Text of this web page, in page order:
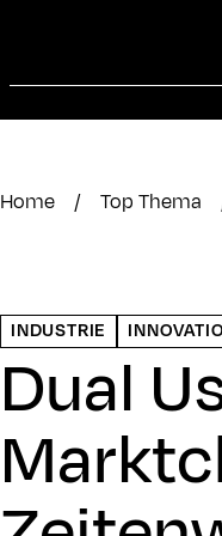
Home / Top Thema
INDUSTRIE
Dual